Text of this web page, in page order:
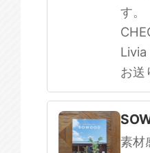
す。
Livia
お送
素材